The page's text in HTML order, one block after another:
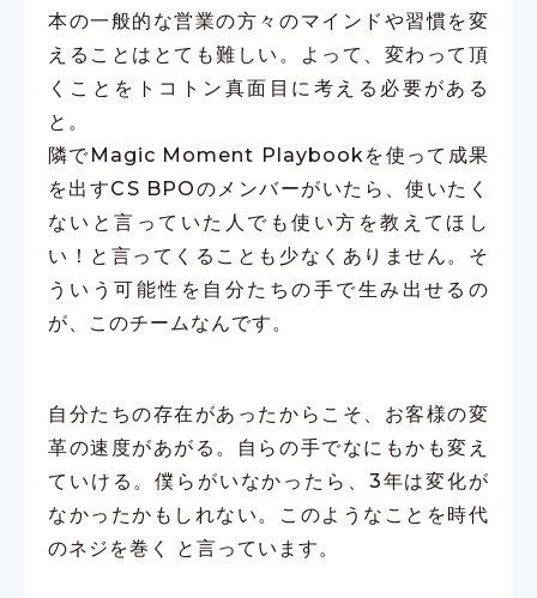
本の一般的な営業の方々のマインドや習慣を変
えることはとても難しい。よって、変わって頂
くことをトコトン真面目に考える必要がある
と。
隣でMagic Moment Playbookを使って成果
を出すCS BPOのメンバーがいたら、使いたく
ないと言っていた人でも使い方を教えてほし
い！と言ってくることも少なくありません。そ
ういう可能性を自分たちの手で生み出せるの
が、このチームなんです。
自分たちの存在があったからこそ、お客様の変
革の速度があがる。自らの手でなにもかも変え
ていける。僕らがいなかったら、3年は変化が
なかったかもしれない。このようなことを時代
のネジを巻く と言っています。